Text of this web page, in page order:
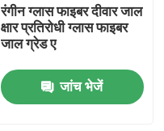
रंगीन ग्लास फाइबर दीवार जाल
क्षार प्रतिरोधी ग्लास फाइबर
जाल ग्रेड ए
जांच भेजें